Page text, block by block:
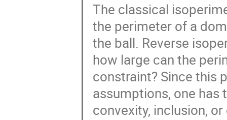
The classical
the perimeter of a
the ball. Reverse
how large can the
constraint? Since this
assumptions, one
convexity, inclusion,